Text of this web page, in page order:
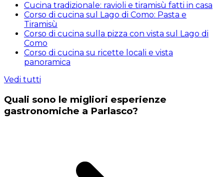
Cucina tradizionale: ravioli e tiramisù fatti in casa
Corso di cucina sul Lago di Como: Pasta e
Tiramisù
Corso di cucina sulla pizza con vista sul Lago di
Como
Corso di cucina su ricette locali e vista
panoramica
Vedi tutti
Quali sono le migliori esperienze
gastronomiche a Parlasco?